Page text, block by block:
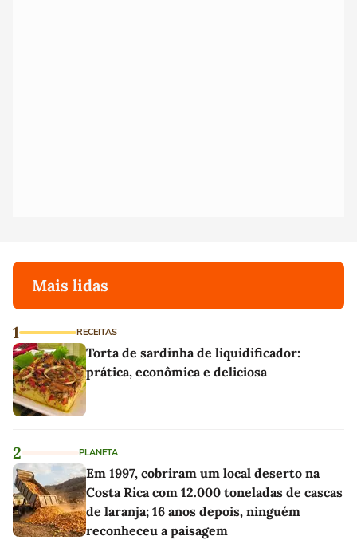
Mais lidas
1 RECEITAS
Torta de sardinha de liquidificador:
prática, econômica e deliciosa
2 PLANETA
Em 1997, cobriram um local deserto na
Costa Rica com 12.000 toneladas de cascas
de laranja; 16 anos depois, ninguém
reconheceu a paisagem